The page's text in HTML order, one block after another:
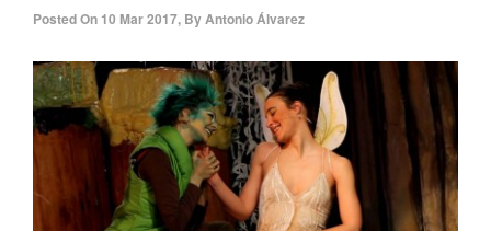
Posted On 10 Mar 2017, ByAntonio Álvarez